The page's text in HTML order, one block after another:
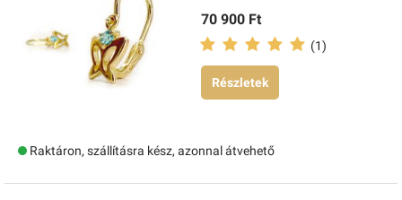
70 900 Ft
(1)
Részletek
Raktáron, szállításra kész, azonnal átvehető